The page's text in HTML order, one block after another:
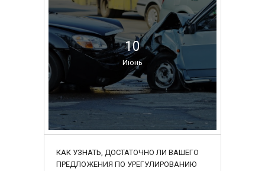
10
Июнь
КАК УЗНАТЬ, ДОСТАТОЧНО ЛИ ВАШЕГО
ПРЕДЛОЖЕНИЯ ПО УРЕГУЛИРОВАНИЮ